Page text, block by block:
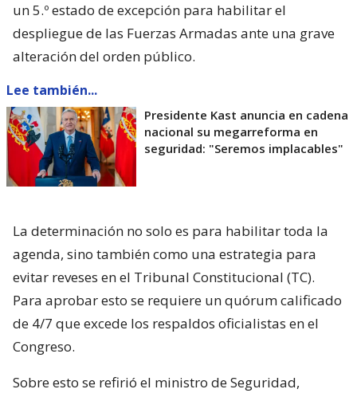
un 5.º estado de excepción para habilitar el
despliegue de las Fuerzas Armadas ante una grave
alteración del orden público.
Lee también...
Presidente Kast anuncia en cadena
nacional su megarreforma en
seguridad: "Seremos implacables"
La determinación no solo es para habilitar toda la
agenda, sino también como una estrategia para
evitar reveses en el Tribunal Constitucional (TC).
Para aprobar esto se requiere un quórum calificado
de 4/7 que excede los respaldos oficialistas en el
Congreso.
Sobre esto se refirió el ministro de Seguridad,